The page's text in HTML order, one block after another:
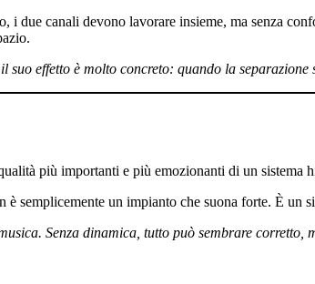
i due canali devono lavorare insieme, ma senza
suo effetto è molto concreto: quando la
più importanti e più emozionanti di un sistema
semplicemente un impianto che suona forte. È un
Senza dinamica, tutto può sembrare corretto,